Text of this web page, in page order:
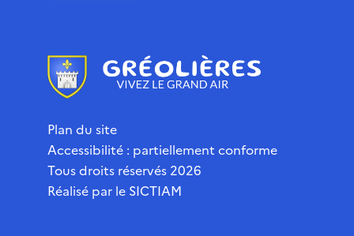
Plan du site
Accessibilité : partiellement conforme
Tous droits réservés 2026
Réalisé par le SICTIAM